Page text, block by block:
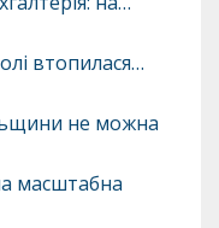
втопилася…
не можна
масштабна